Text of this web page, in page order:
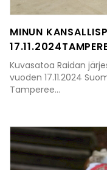
MINUN
Kuvasatoa Raidan
vuoden 17.11.2024
Tamperee...